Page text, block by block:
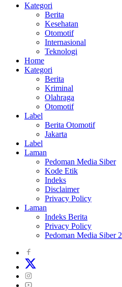
Kategori
Berita
Kesehatan
Otomotif
Internasional
Teknologi
Home
Kategori
Berita
Kriminal
Olahraga
Otomotif
Label
Berita Otomotif
Jakarta
Label
Laman
Pedoman Media Siber
Kode Etik
Indeks
Disclaimer
Privacy Policy
Laman
Indeks Berita
Privacy Policy
Pedoman Media Siber 2